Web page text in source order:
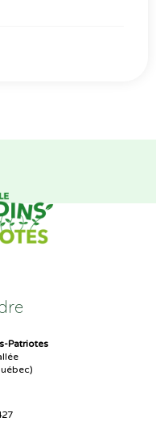
Patriotes